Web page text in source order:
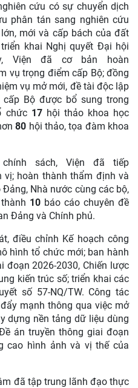
cứu có sự chuyển dịch
phân tán sang nghiên cứu
mới và cấp bách của đất
khai Nghị quyết Đại hội
Viện đã cơ bản hoàn
vụ trọng điểm cấp Bộ; đồng
vụ mở mới, đề tài độc lập
Bộ được bổ sung trong
chức 17 hội thảo khoa học
80 hội thảo, tọa đàm khoa
sách, Viện đã tiếp
vị; hoàn thành thẩm định và
Nhà nước cùng các bộ,
10 báo cáo chuyên đề
Đảng và Chính phủ.
điều chỉnh Kế hoạch công
hình tổ chức mới; ban hành
đoạn 2026-2030, Chiến lược
kiến trúc số; triển khai các
số 57-NQ/TW. Công tác
mạnh thông qua việc mở
dựng nền tảng dữ liệu dùng
án truyền thông giai đoạn
cao hình ảnh và vị thế của
đã tập trung lãnh đạo thực